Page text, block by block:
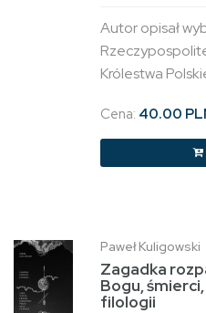
Autor opisał
Królestwa
Cena: 40.00
Paweł Kuligowski
Zagadka
Bogu,
filologii